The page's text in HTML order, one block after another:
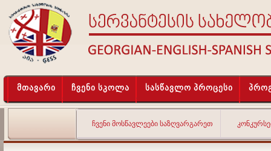
მთავარი ჩვენი სკოლა სასწავლო პროცესი
ᲩᲕᲔᲜᲘ ᲛᲝᲡᲬᲐᲕᲚᲔᲔᲑᲘ ᲡᲐᲖᲦᲕᲐᲠᲒᲐᲠᲔᲗ